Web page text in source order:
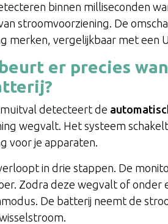
binnen milliseconden
stroomvoorziening. De
merken, vergelijkbaar met een
er precies
detecteert de
wegvalt. Het systeem
voor je apparaten.
in drie stappen. De
Zodra deze wegvalt of
De batterij neemt de